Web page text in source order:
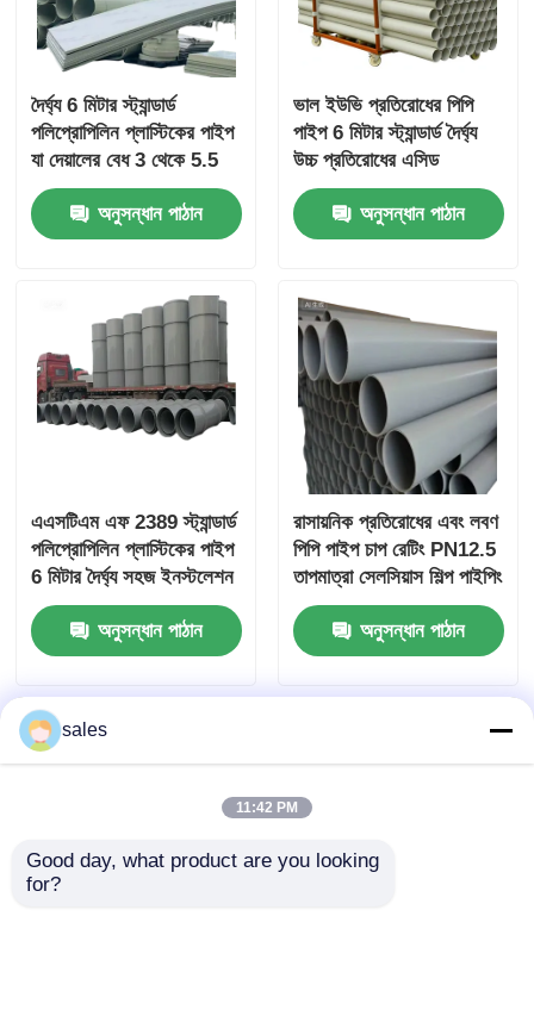
দৈর্ঘ্য 6 মিটার স্ট্যান্ডার্ড
পলিপ্রোপিলিন প্লাস্টিকের পাইপ
যা দেয়ালের বেধ 3 থেকে 5.5
মিমি
অনুসন্ধান পাঠান
ভাল ইউভি প্রতিরোধের পিপি
পাইপ 6 মিটার স্ট্যান্ডার্ড দৈর্ঘ্য
উচ্চ প্রতিরোধের এসিড
প্রতিরোধের রাসায়নিক
প্রতিরোধের টেকসই এবং শিল্প
অ্যাপ্লিকেশন জন্য
অনুসন্ধান পাঠান
এএসটিএম এফ 2389 স্ট্যান্ডার্ড
পলিপ্রোপিলিন প্লাস্টিকের পাইপ
6 মিটার দৈর্ঘ্য সহজ ইনস্টলেশন
এবং দীর্ঘমেয়াদী স্থায়িত্বের জন্য
ডিজাইন করাঅনুসন্ধান পাঠান
রাসায়নিক প্রতিরোধের এবং লবণ
পিপি পাইপ চাপ রেটিং PN12.5
তাপমাত্রা সেলসিয়াস শিল্প পাইপিং
জন্য ডিজাইন
অনুসন্ধান পাঠান
sales
11:42 PM
Good day, what product are you looking
for?